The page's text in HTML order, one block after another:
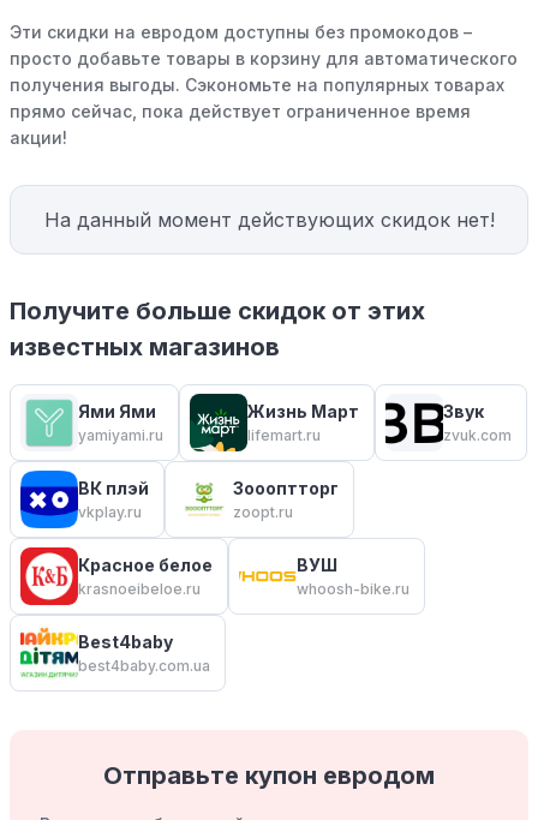
Эти скидки на евродом доступны без промокодов –
просто добавьте товары в корзину для автоматического
получения выгоды. Сэкономьте на популярных товарах
прямо сейчас, пока действует ограниченное время
акции!
На данный момент действующих скидок нет!
Получите больше скидок от этих
известных магазинов
Ями Ями
yamiyami.ru
Жизнь Март
lifemart.ru
Звук
zvuk.com
ВК плэй
vkplay.ru
Зоооптторг
zoopt.ru
Красное белое
krasnoeibeloe.ru
ВУШ
whoosh-bike.ru
Best4baby
best4baby.com.ua
Отправьте купон евродом